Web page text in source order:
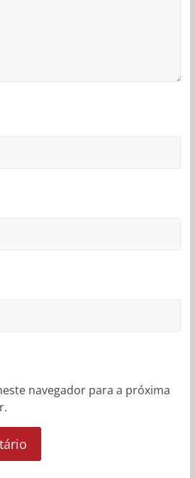
navegador para a próxima